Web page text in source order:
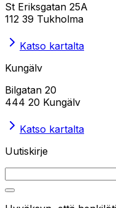
St Eriksgatan 25A
112 39 Tukholma
Katso kartalta
Kungälv
Bilgatan 20
444 20 Kungälv
Katso kartalta
Uutiskirje